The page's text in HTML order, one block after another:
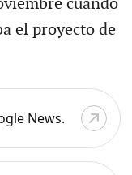
cuando
el proyecto de
News.